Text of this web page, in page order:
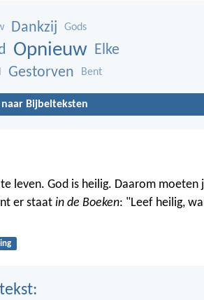
Dankzij Gods
Opnieuw Elke
Gestorven Bent
naar Bijbelteksten
leven. God is heilig. Daarom moeten
er staat in de Boeken: "Leef heilig,